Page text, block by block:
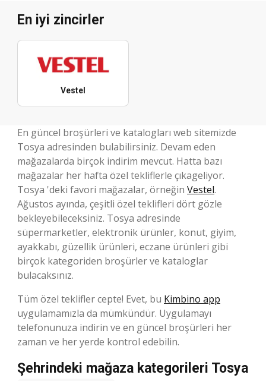
En iyi zincirler
Vestel
En güncel broşürleri ve katalogları web sitemizde
Tosya adresinden bulabilirsiniz. Devam eden
mağazalarda birçok indirim mevcut. Hatta bazı
mağazalar her hafta özel tekliflerle çıkageliyor.
Tosya 'deki favori mağazalar, örneğin Vestel.
Ağustos ayında, çeşitli özel teklifleri dört gözle
bekleyebileceksiniz. Tosya adresinde
süpermarketler, elektronik ürünler, konut, giyim,
ayakkabı, güzellik ürünleri, eczane ürünleri gibi
birçok kategoriden broşürler ve kataloglar
bulacaksınız.
Tüm özel teklifler cepte! Evet, bu Kimbino app
uygulamamızla da mümkündür. Uygulamayı
telefonunuza indirin ve en güncel broşürleri her
zaman ve her yerde kontrol edebilin.
Şehrindeki mağaza kategorileri Tosya